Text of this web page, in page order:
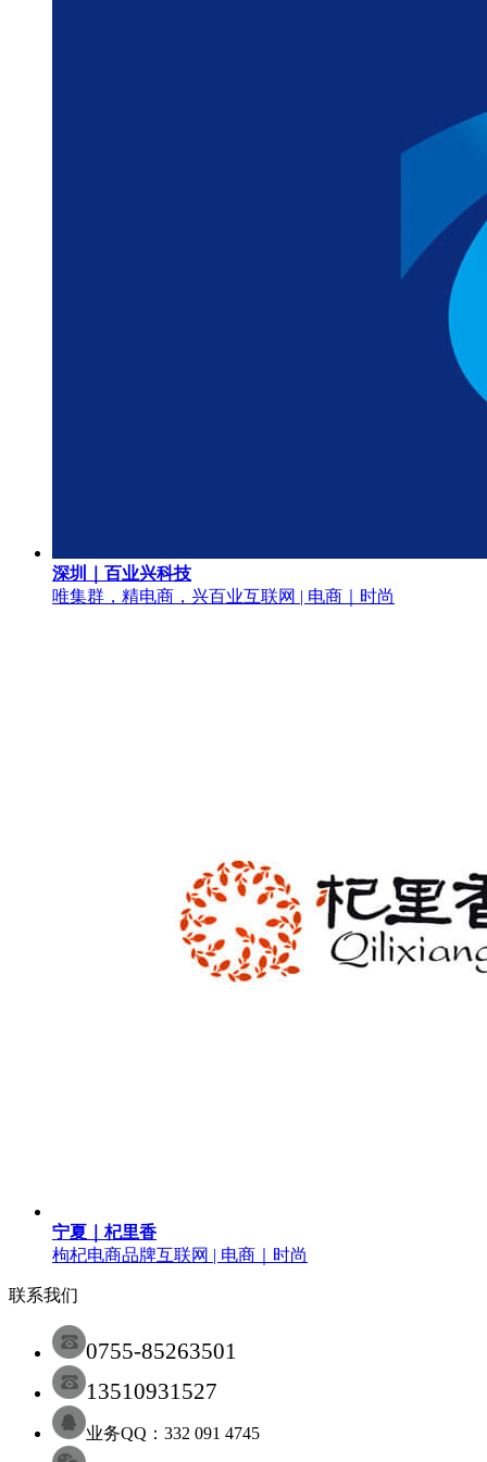
深圳｜百业兴科技
唯集群，精电商，兴百业互联网 | 电商｜时尚
宁夏｜杞里香
枸杞电商品牌互联网 | 电商｜时尚
联系我们
0755-85263501
13510931527
业务QQ：332 091 4745